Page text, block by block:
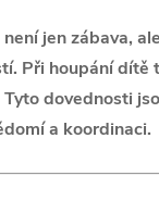
jen zábava,
Při houpání dítě
dovednosti
a koordinaci.